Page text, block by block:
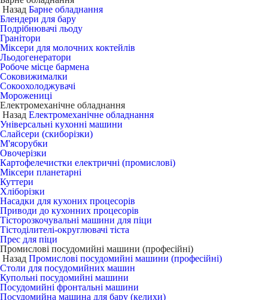
Назад Барне обладнання
Блендери для бару
Подрібнювачі льоду
Гранітори
Міксери для молочних коктейлів
Льодогенератори
Робоче місце бармена
Соковижималки
Сокоохолоджувачі
Морожениці
Електромеханічне обладнання
Назад Електромеханічне обладнання
Універсальні кухонні машини
Слайсери (скиборізки)
М'ясорубки
Овочерізки
Картофелечистки електричні (промислові)
Міксери планетарні
Куттери
Хліборізки
Насадки для кухоних процесорів
Приводи до кухонних процесорів
Тісторозкочувальні машини для піци
Тістоділителі-округлювачі тіста
Прес для піци
Промислові посудомийні машини (професійні)
Назад Промислові посудомийні машини (професійні)
Столи для посудомийних машин
Купольні посудомийні машини
Посудомийні фронтальні машини
Посудомийна машина для бару (келихи)